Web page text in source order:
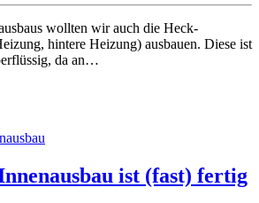
wollten wir auch die Heck-
hintere Heizung) ausbauen. Diese ist
da an…
ist (fast) fertig